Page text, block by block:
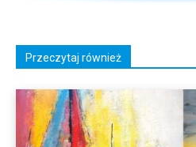
Przeczytaj również